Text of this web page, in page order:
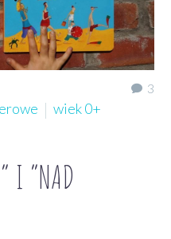
3
wiek 0+
I “NAD